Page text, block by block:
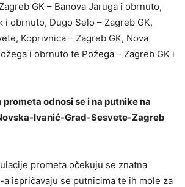
GK – Banova Jaruga i obrnuto,
i obrnuto, Dugo Selo – Zagreb GK,
Koprivnica – Zagreb GK, Nova
i obrnuto te Požega – Zagreb GK i
odnosi se i na putnike na
Ivanić-Grad-Sesvete-Zagreb
prometa očekuju se znatna
a ispričavaju se putnicima te ih mole za